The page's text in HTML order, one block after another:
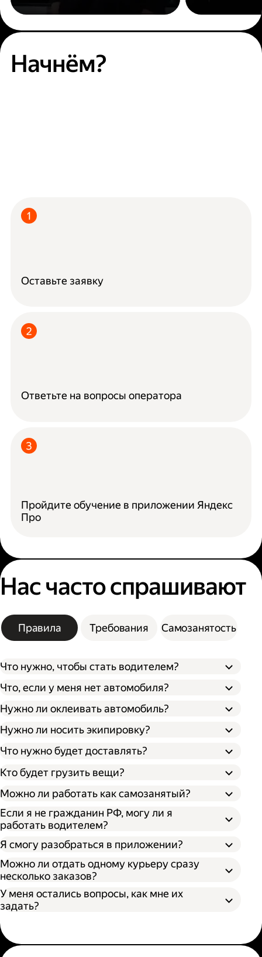
Начнём?
Оставьте заявку
Ответьте на вопросы оператора
Пройдите обучение в приложении Яндекс
Про
Нас часто спрашивают
Правила Требования Самозанятость
Что нужно, чтобы стать водителем?
Что, если у меня нет автомобиля?
Нужно ли оклеивать автомобиль?
Нужно ли носить экипировку?
Что нужно будет доставлять?
Кто будет грузить вещи?
Можно ли работать как самозанятый?
Если я не гражданин РФ, могу ли я
работать водителем?
Я смогу разобраться в приложении?
Можно ли отдать одному курьеру сразу
несколько заказов?
У меня остались вопросы, как мне их
задать?